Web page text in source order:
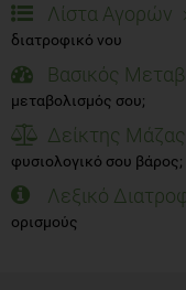
Λίστα Αγορών
διατροφικό νου
Βασικός
μεταβολισμός σου;
Δείκτης
φυσιολογικό σου βάρος;
Λεξικό
ορισμούς